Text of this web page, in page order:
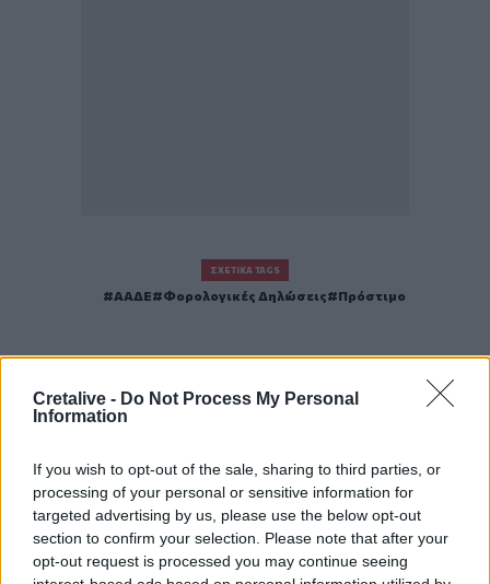
Cretalive - Do Not Process My Personal
Information
If you wish to opt-out of the sale, sharing to third parties, or
processing of your personal or sensitive information for
targeted advertising by us, please use the below opt-out
section to confirm your selection. Please note that after your
opt-out request is processed you may continue seeing
ΣΧΕΤΙΚΆ TAGS
ΑΑΔΕ Φορολογικές Δηλώσεις Πρόστιμο
Γίνε ο ρεπόρτερ του CRETALIVE
Ροή ειδήσεων Δημοφιλή